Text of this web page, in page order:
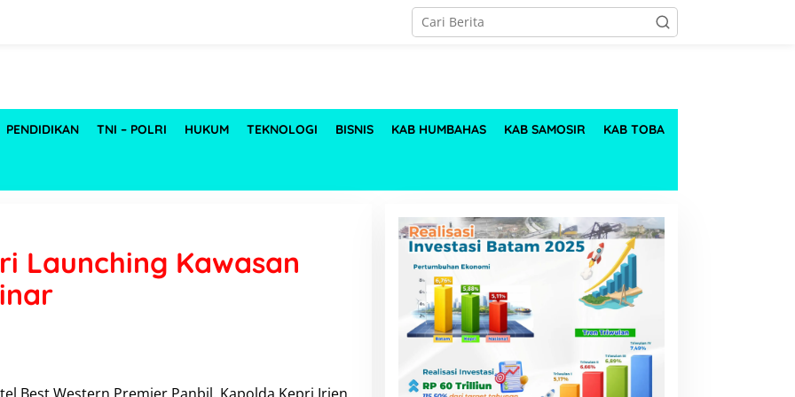
PENDIDIKAN TNI – POLRI HUKUM TEKNOLOGI BISNIS KAB HUMBAHAS KAB SAMOSIR KAB TOBA
Launching Kawasan